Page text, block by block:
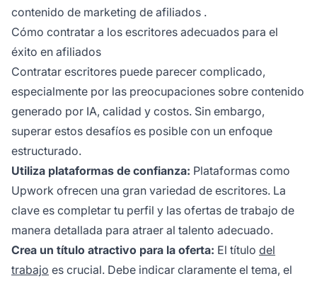
contenido de marketing de afiliados .
Cómo contratar a los escritores adecuados para el
éxito en afiliados
Contratar escritores puede parecer complicado,
especialmente por las preocupaciones sobre contenido
generado por IA, calidad y costos. Sin embargo,
superar estos desafíos es posible con un enfoque
estructurado.
Utiliza plataformas de confianza: Plataformas como
Upwork ofrecen una gran variedad de escritores. La
clave es completar tu perfil y las ofertas de trabajo de
manera detallada para atraer al talento adecuado.
Crea un título atractivo para la oferta: El título del
trabajo es crucial. Debe indicar claramente el tema, el